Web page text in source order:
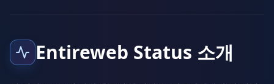
Entireweb Status 소개